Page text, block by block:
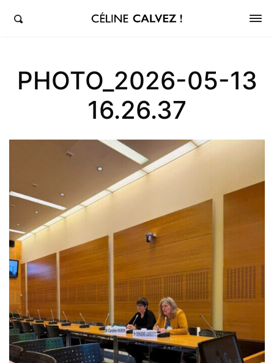
Céline Calvez, députée de la 5ème circonscription des Hauts-de-Seine et Clichy-Levallois
PHOTO_2026-05-13
16.26.37